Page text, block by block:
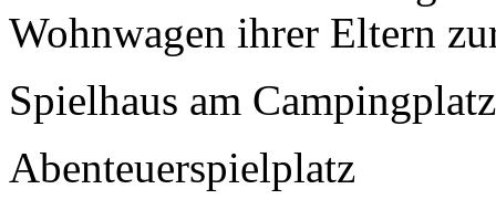
Wohnwagen ihrer Eltern
Spielhaus am Campingplatz
Abenteuerspielplatz